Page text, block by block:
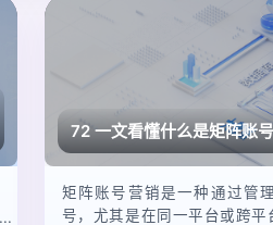
72 一文看懂什么是矩阵账
矩阵账号营销是一种通过管
号，尤其是在同一平台或跨平